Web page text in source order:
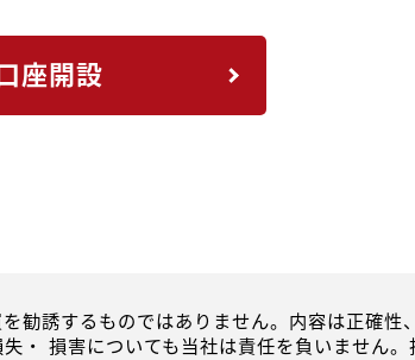
座開設
勧誘するものではありません。内容は正確性
・ 損害についても当社は責任を負いません